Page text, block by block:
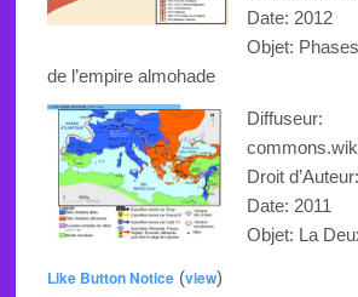
Date: 2012
Objet:
de l’empire almohade
Diffuseur:
Droit
Date: 2011
Objet: La
Like Button Notice(view)